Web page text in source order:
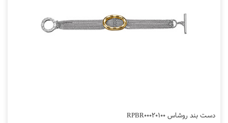
دست بند روشاس RPBR00020100